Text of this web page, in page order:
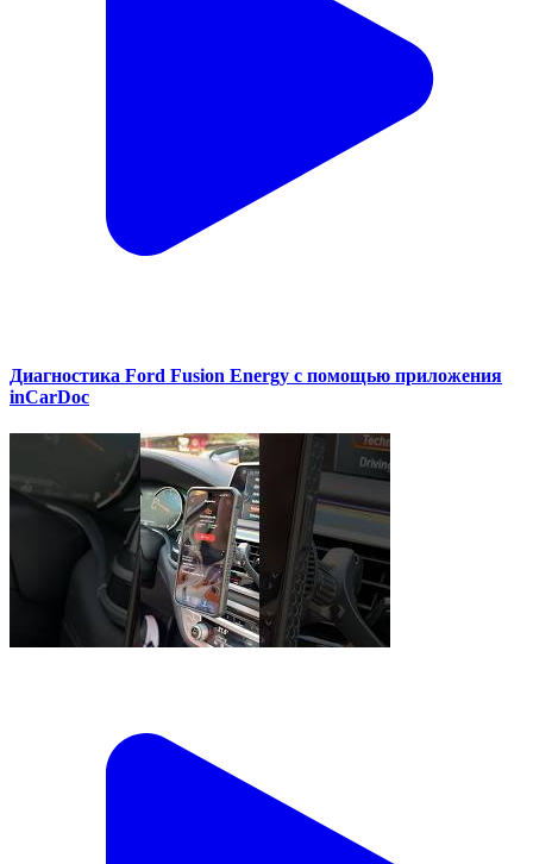
Диагностика Ford Fusion Energy с помощью приложения
inCarDoc